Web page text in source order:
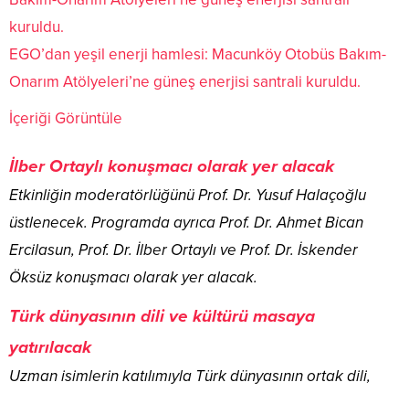
EGO’dan yeşil enerji hamlesi: Macunköy Otobüs Bakım-
Onarım Atölyeleri’ne güneş enerjisi santrali kuruldu.
İçeriği Görüntüle
İlber Ortaylı konuşmacı olarak yer alacak
Etkinliğin moderatörlüğünü Prof. Dr. Yusuf Halaçoğlu
üstlenecek. Programda ayrıca Prof. Dr. Ahmet Bican
Ercilasun, Prof. Dr. İlber Ortaylı ve Prof. Dr. İskender
Öksüz konuşmacı olarak yer alacak.
Türk dünyasının dili ve kültürü masaya
yatırılacak
Uzman isimlerin katılımıyla Türk dünyasının ortak dili,